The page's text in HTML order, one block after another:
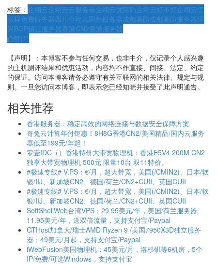
标签： 企翊云企翊云云服务器企翊云优惠码企翊云好不好企翊云怎
么样免费服务器四川企翊云国外服务器成都高防 成都高防服务器绍
兴BGP镇江服务器香港CN2香港服务器
赞(1 )
【声明】：本博客不参与任何交易，也非中介，仅记录个人感兴趣
的主机测评结果和优惠活动，内容均不作直接、间接、法定、约定
的保证。访问本博客请务必遵守有关互联网的相关法律、规定与规
则。一旦您访问本博客，即表示您已经知晓并接受了此声明通告。
相关推荐
香港服务器：稳定高效的网络连接与数据安全保障方案
奇兔云计算年付钜惠！8H8G香港CN2/美国精品/国内云服务
器低至199元/年起！
零壹IDC（）香港特价大带宽物理机：香港E5V4 200M CN2
独享大带宽物理机 500元 限量10台 双11特价。
#极速专线# V.PS：€/月，超大带宽，美国(/CMIN2)、日本/软
银/IIJ、新加坡CN2、德国/荷兰/CN2+CUII、英国CUII
#极速专线# V.PS：€/月，超大带宽，美国(/CMIN2)、日本/软
银/IIJ、新加坡CN2、德国/荷兰/CN2+CUII、英国CUII
SoftShellWeb台湾VPS：29.95美元/年，美国/荷兰服务器
11.95美元/年，送双倍流量，支持支付宝/Paypal
GTHost加拿大/瑞士AMD Ryzen 9 /美国7950X3D独立服务
器：49美元/月起，支持支付宝/Paypal
iWebFusion美国物理机：45美元/月，洛杉矶等6机房，5个
IP/免费/可选Windows，支持支付宝